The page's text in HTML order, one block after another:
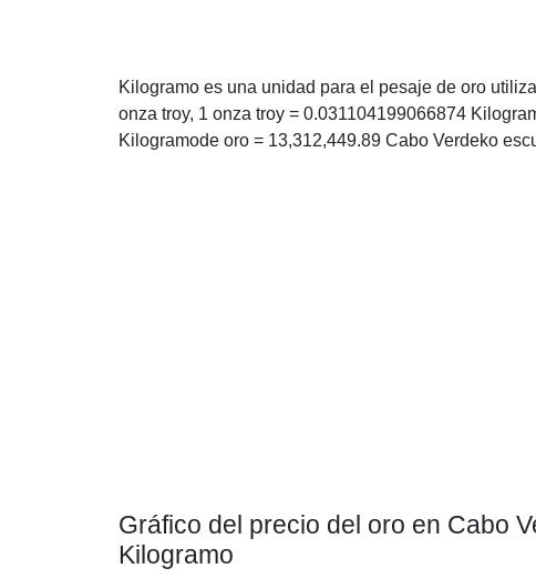
Kilogramo es una unidad para el pesaje de oro
onza troy, 1 onza troy = 0.031104199066874
Kilogramode oro = 13,312,449.89 Cabo Verdeko
Gráfico del precio del oro en Cabo
Kilogramo